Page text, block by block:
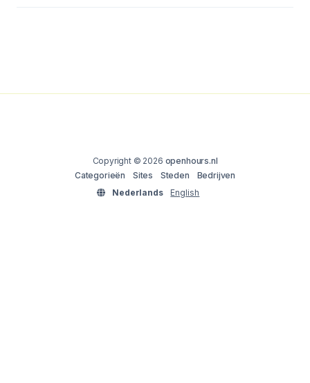
Copyright © 2026 openhours.nl
Categorieën
Sites Steden
Bedrijven
Nederlands
English